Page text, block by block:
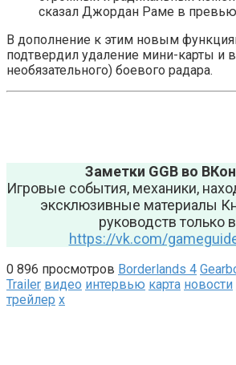
сказал Джордан Раме в превью
В дополнение к этим новым
подтвердил удаление мини-карты и
необязательного) боевого радара.
Заметки GGB во
Игровые события, механики,
эксклюзивные материалы
руководств только
https://vk.com/
0 896 просмотров Borderlands 4
Trailer видео интервью карта новости
трейлер х